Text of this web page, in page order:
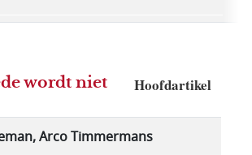
wordt niet
Hoofdartikel
Arco Timmermans